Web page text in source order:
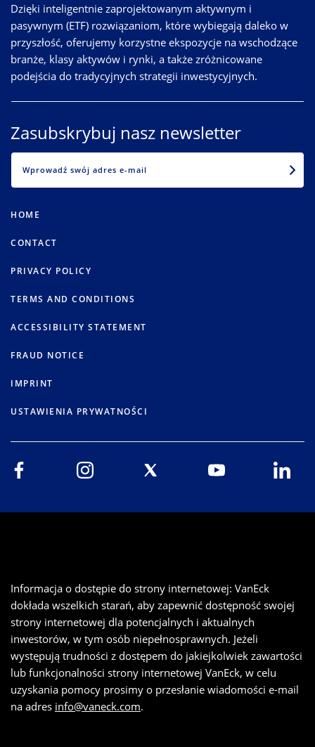
Dzięki inteligentnie zaprojektowanym aktywnym i
pasywnym (ETF) rozwiązaniom, które wybiegają daleko w
przyszłość, oferujemy korzystne ekspozycje na wschodzące
branże, klasy aktywów i rynki, a także zróżnicowane
podejścia do tradycyjnych strategii inwestycyjnych.
Zasubskrybuj nasz newsletter
HOME
CONTACT
PRIVACY POLICY
TERMS AND CONDITIONS
ACCESSIBILITY STATEMENT
FRAUD NOTICE
IMPRINT
USTAWIENIA PRYWATNOŚCI
Informacja o dostępie do strony internetowej: VanEck
dokłada wszelkich starań, aby zapewnić dostępność swojej
strony internetowej dla potencjalnych i aktualnych
inwestorów, w tym osób niepełnosprawnych. Jeżeli
występują trudności z dostępem do jakiejkolwiek zawartości
lub funkcjonalności strony internetowej VanEck, w celu
uzyskania pomocy prosimy o przesłanie wiadomości e-mail
na adres info@vaneck.com.